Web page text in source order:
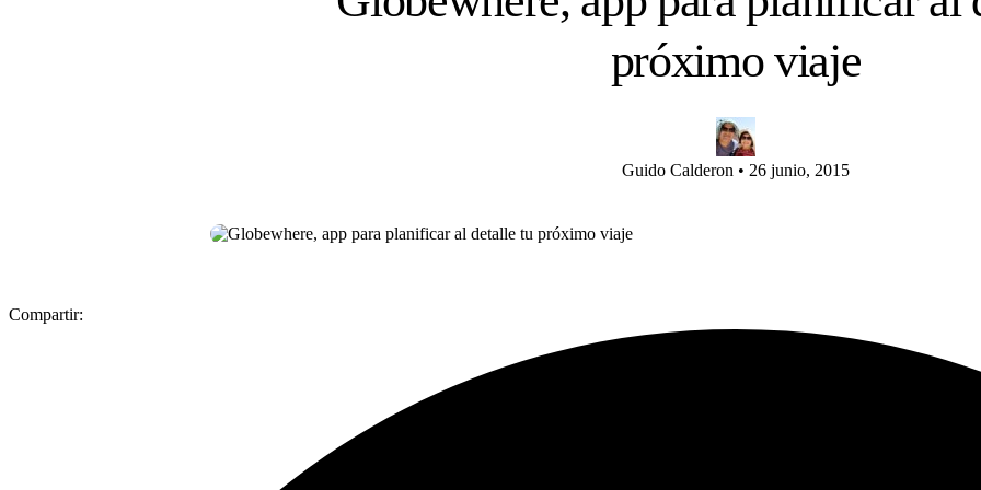
próximo viaje
Guido Calderon • 26 junio, 2015
Compartir: